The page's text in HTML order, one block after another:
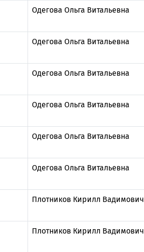
Одегова Ольга Витальевна
Одегова Ольга Витальевна
Одегова Ольга Витальевна
Одегова Ольга Витальевна
Одегова Ольга Витальевна
Одегова Ольга Витальевна
Плотников Кирилл Вадимович
Плотников Кирилл Вадимович